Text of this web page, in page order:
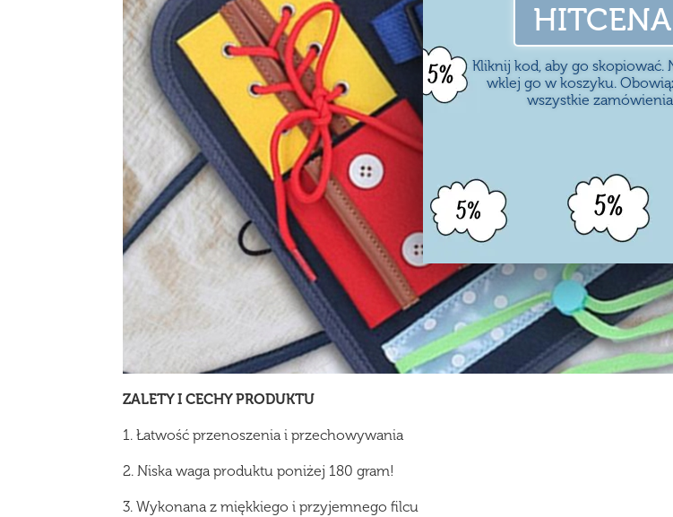
HITCENA
Kliknij kod, aby go skopiować.
wklej go w koszyku.
wszystkie
ZALETY I CECHY PRODUKTU
1. Łatwość przenoszenia i przechowywania
2. Niska waga produktu poniżej 180 gram!
3. Wykonana z miękkiego i przyjemnego filcu